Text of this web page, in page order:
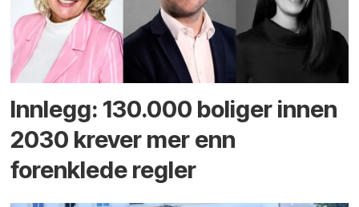
Innlegg: 130.000 boliger innen
2030 krever mer enn
forenklede regler